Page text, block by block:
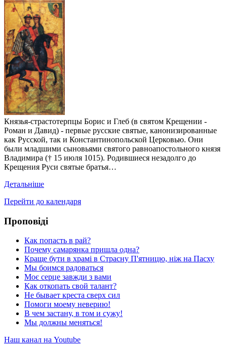
Князья-страстотерпцы Борис и Глеб (в святом Крещении -
Роман и Давид) - первые русские святые, канонизированные
как Русской, так и Константинопольской Церковью. Они
были младшими сыновьями святого равноапостольного князя
Владимира († 15 июля 1015). Родившиеся незадолго до
Крещения Руси святые братья…
Детальніше
Перейти до календаря
Проповіді
Как попасть в рай?
Почему самарянка пришла одна?
Краще бути в храмі в Страсну П'ятницю, ніж на Пасху
Мы боимся радоваться
Моє серце завжди з вами
Как откопать свой талант?
Не бывает креста сверх сил
Помоги моему неверию!
В чем застану, в том и сужу!
Мы должны меняться!
Наш канал на Youtube